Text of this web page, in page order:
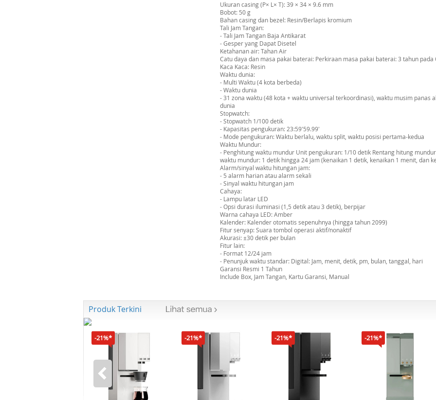
Ukuran casing (P× L× T): 39 × 34 × 9.6 mm
Bobot: 50 g
Bahan casing dan bezel: Resin/Berlapis kromium
Tali Jam Tangan:
- Tali Jam Tangan Baja Antikarat
- Gesper yang Dapat Disetel
Ketahanan air: Tahan Air
Catu daya dan masa pakai baterai: Perkiraan masa pakai baterai: 3 tahun pada
Kaca Kaca: Resin
Waktu dunia:
- Multi Waktu (4 kota berbeda)
- Waktu dunia
- 31 zona waktu (48 kota + waktu universal terkoordinasi), waktu musim panas
dunia
Stopwatch:
- Stopwatch 1/100 detik
- Kapasitas pengukuran: 23:59'59.99'
- Mode pengukuran: Waktu berlalu, waktu split, waktu posisi pertama-kedua
Waktu Mundur:
- Penghitung waktu mundur Unit pengukuran: 1/10 detik Rentang hitung
waktu mundur: 1 detik hingga 24 jam (kenaikan 1 detik, kenaikan 1 menit, dan
Alarm/sinyal waktu hitungan jam:
- 5 alarm harian atau alarm sekali
- Sinyal waktu hitungan jam
Cahaya:
- Lampu latar LED
- Opsi durasi iluminasi (1,5 detik atau 3 detik), berpijar
Warna cahaya LED: Amber
Kalender: Kalender otomatis sepenuhnya (hingga tahun 2099)
Fitur senyap: Suara tombol operasi aktif/nonaktif
Akurasi: ±30 detik per bulan
Fitur lain:
- Format 12/24 jam
- Penunjuk waktu standar: Digital: Jam, menit, detik, pm, bulan, tanggal, hari
Garansi Resmi 1 Tahun
Include Box, Jam Tangan, Kartu Garansi, Manual
Produk Terkini
-21%* -21%* -21%* -21%*